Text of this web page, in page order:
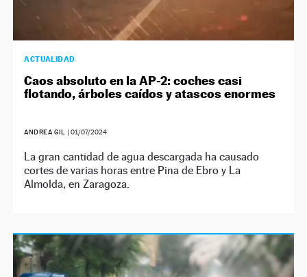
ACTUALIDAD
Caos absoluto en la AP-2: coches casi
flotando, árboles caídos y atascos enormes
ANDREA GIL | 01/07/2024
La gran cantidad de agua descargada ha causado
cortes de varias horas entre Pina de Ebro y La
Almolda, en Zaragoza.